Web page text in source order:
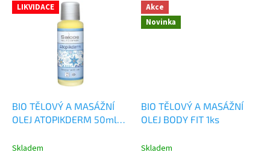
LIKVIDACE
BIO TĚLOVÝ A MASÁŽNÍ
OLEJ ATOPIKDERM 50ml
Skladem
Akce
Novinka
BIO TĚLOVÝ A MASÁŽNÍ
OLEJ BODY FIT 1ks
Skladem